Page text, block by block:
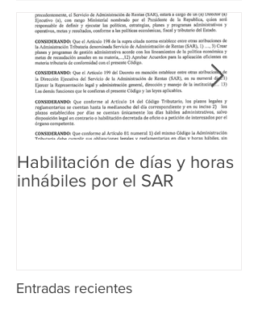
Habilitación de días y horas
inhábiles por el SAR
Entradas recientes